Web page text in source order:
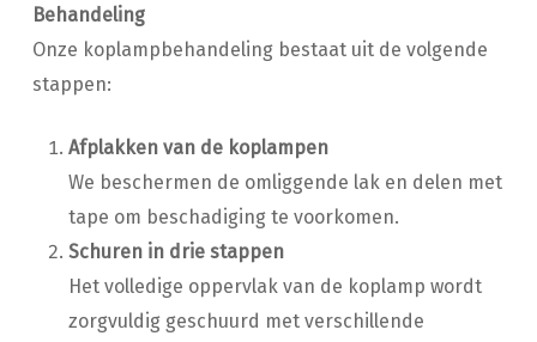
Behandeling
Onze koplampbehandeling bestaat uit de volgende
stappen:
Afplakken van de koplampen
We beschermen de omliggende lak en delen met
tape om beschadiging te voorkomen.
Schuren in drie stappen
Het volledige oppervlak van de koplamp wordt
zorgvuldig geschuurd met verschillende